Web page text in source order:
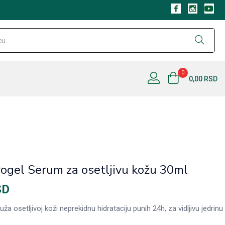
0
0,00 RSD
Serum za osetljivu kožu 30ml
osetljivoj koži neprekidnu hidrataciju punih 24h, za vidljivu